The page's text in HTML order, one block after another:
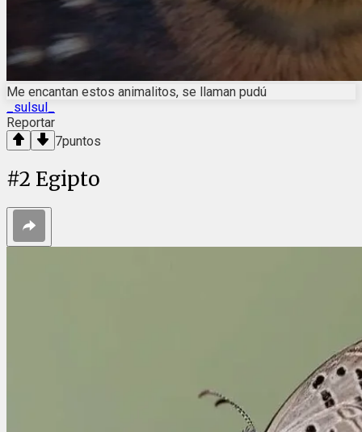
Me encantan estos animalitos, se llaman pudú
_sulsul_
Reportar
7puntos
#2 Egipto